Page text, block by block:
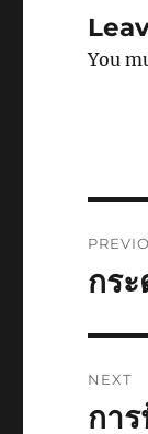
You
กร
NEXT
Next
กา